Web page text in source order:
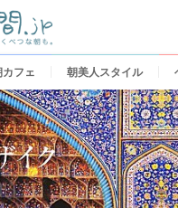
カフェ 朝美人スタイル